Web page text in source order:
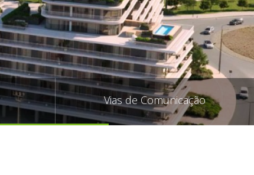
Vias de Comunicação